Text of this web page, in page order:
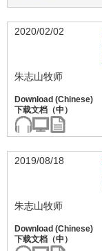
2020/02/02
朱志山牧师
2019/08/18
朱志山牧师